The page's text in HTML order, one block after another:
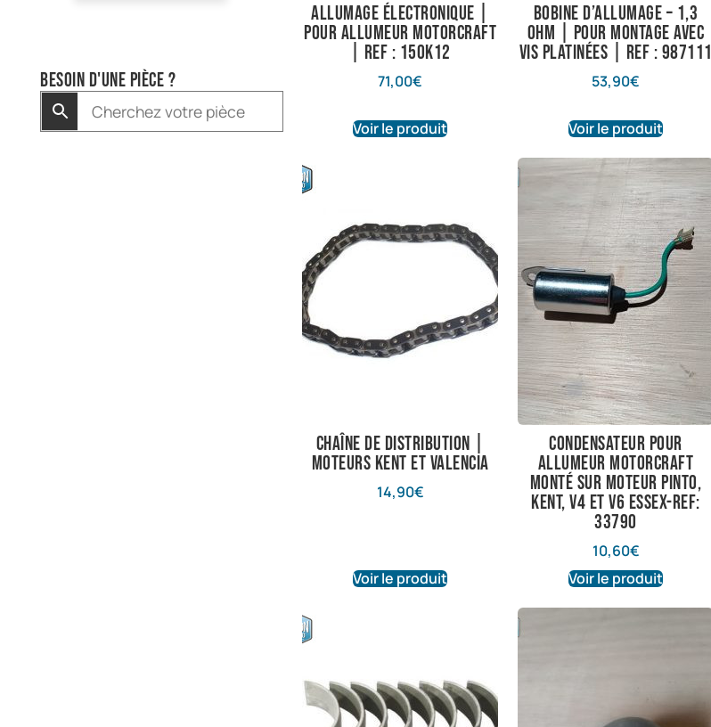
Besoin d'une pièce ?
Allumage électronique |
Pour allumeur Motorcraft
| Ref : 150K12
71,00€
Voir le produit
Bobine d’allumage – 1,3
ohm | Pour montage avec
vis platinées | Ref : 987111
53,90€
Voir le produit
Chaîne de distribution |
Moteurs Kent et Valencia
14,90€
Voir le produit
condensateur pour
allumeur motorcraft
monté sur moteur pinto,
kent, V4 et V6 essex-ref:
33790
10,60€
Voir le produit